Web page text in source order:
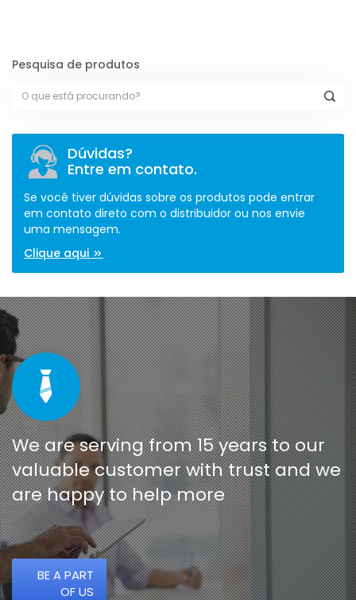
Pesquisa de produtos
Dúvidas?
Entre em contato.
Se você tiver dúvidas sobre os produtos pode entrar
em contato direto com o distribuidor ou nos envie
uma mensagem.
Clique aqui
We are serving from 15 years to our
valuable customer with trust and we
are happy to help more
BE A PART
OF US